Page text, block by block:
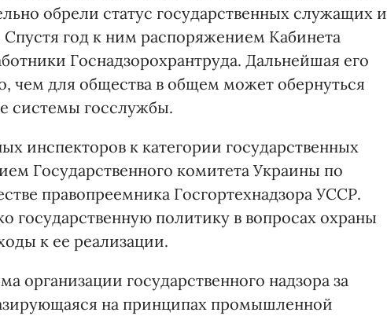
обрели статус государственных служащих и
год к ним распоряжением Кабинета
Госнадзорохрантруда. Дальнейшая его
чем для общества в общем может обернуться
системы госслужбы.
инспекторов к категории государственных
Государственного комитета Украины по
правопреемника Госгортехнадзора УССР.
государственную политику в вопросах охраны
к ее реализации.
организации государственного надзора за
на принципах промышленной